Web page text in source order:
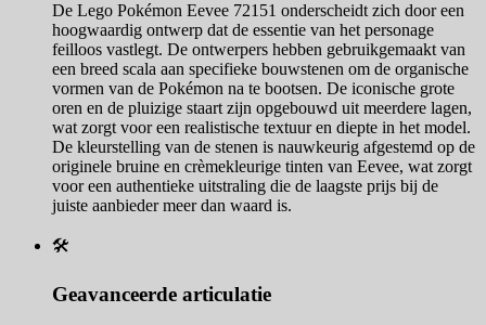
De Lego Pokémon Eevee 72151 onderscheidt zich door een
hoogwaardig ontwerp dat de essentie van het personage
feilloos vastlegt. De ontwerpers hebben gebruikgemaakt van
een breed scala aan specifieke bouwstenen om de organische
vormen van de Pokémon na te bootsen. De iconische grote
oren en de pluizige staart zijn opgebouwd uit meerdere lagen,
wat zorgt voor een realistische textuur en diepte in het model.
De kleurstelling van de stenen is nauwkeurig afgestemd op de
originele bruine en crèmekleurige tinten van Eevee, wat zorgt
voor een authentieke uitstraling die de laagste prijs bij de
juiste aanbieder meer dan waard is.
🛠️
Geavanceerde articulatie